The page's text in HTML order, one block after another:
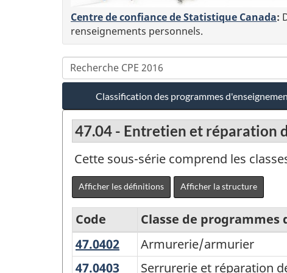
Centre de confiance de Statistique Canada:
renseignements personnels.
Classification des programmes
47.04 - Entretien et réparation
Cette sous-série comprend les
Afficher les définitions Afficher la structure
Classification
des
Code
Classe de
47.0402 Armurerie/armurier
Armurerie/armurier
47.0403 Serrurerie
Serrurerie et réparation